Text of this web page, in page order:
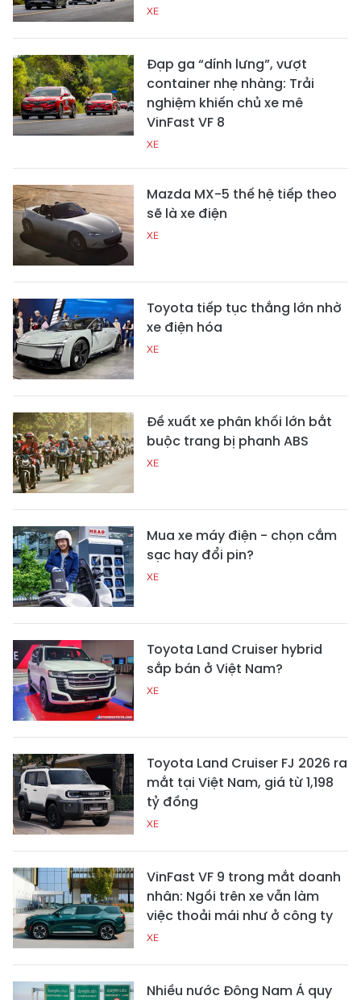
XE
Đạp ga “dính lưng”, vượt
container nhẹ nhàng: Trải
nghiệm khiến chủ xe mê
VinFast VF 8
XE
Mazda MX-5 thế hệ tiếp theo
sẽ là xe điện
XE
Toyota tiếp tục thắng lớn nhờ
xe điện hóa
XE
Đề xuất xe phân khối lớn bắt
buộc trang bị phanh ABS
XE
Mua xe máy điện - chọn cắm
sạc hay đổi pin?
XE
Toyota Land Cruiser hybrid
sắp bán ở Việt Nam?
XE
Toyota Land Cruiser FJ 2026 ra
mắt tại Việt Nam, giá từ 1,198
tỷ đồng
XE
VinFast VF 9 trong mắt doanh
nhân: Ngồi trên xe vẫn làm
việc thoải mái như ở công ty
XE
Nhiều nước Đông Nam Á quy